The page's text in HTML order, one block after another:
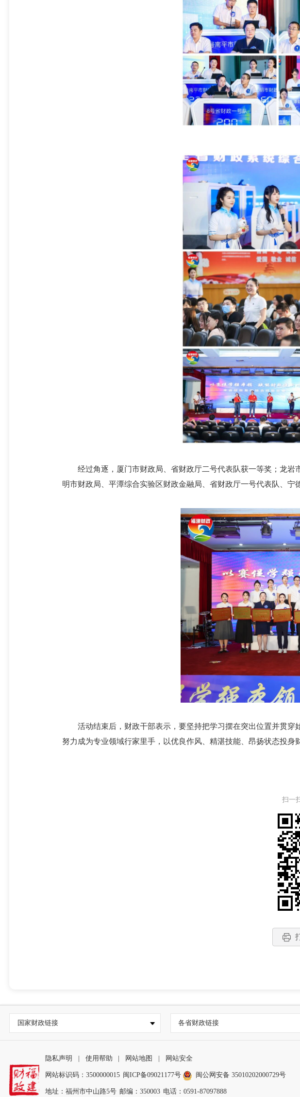
经过角逐，厦门市财政局、省财政厅二号代表队获一等奖；龙岩
明市财政局、平潭综合实验区财政金融局、省财政厅一号代表队、宁
活动结束后，财政干部表示，要坚持把学习摆在突出位置并贯穿
努力成为专业领域行家里手，以优良作风、精湛技能、昂扬状态投身
扫一
国家财政链接 各省财政链接
隐私声明 | 使用帮助 | 网站地图 | 网站安全
网站标识码：3500000015 闽ICP备09021177号 闽公网安备 35010202000729号
地址：福州市中山路5号 邮编：350003 电话：0591-87097888